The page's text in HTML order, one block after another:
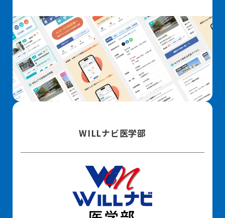
WILLナビ医学部